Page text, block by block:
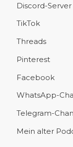
Discord-Server
TikTok
Threads
Pinterest
Facebook
WhatsApp-
Telegram-
Mein alter